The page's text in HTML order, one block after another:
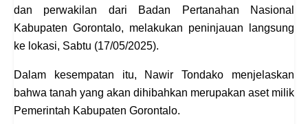
Kepala Biro Logistik Polda Gorontalo, Gunarko,
Kabag Logistik Polres Gorontalo, dan perwakilan
dari Badan Pertanahan Nasional Kabupaten
lokasi, Sabtu (17/05/2025).
Dalam kesempatan itu, Nawir Tondako